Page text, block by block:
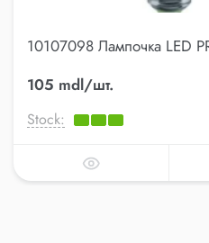
10107098 Лампочка LED
105 mdl/шт.
Stock: